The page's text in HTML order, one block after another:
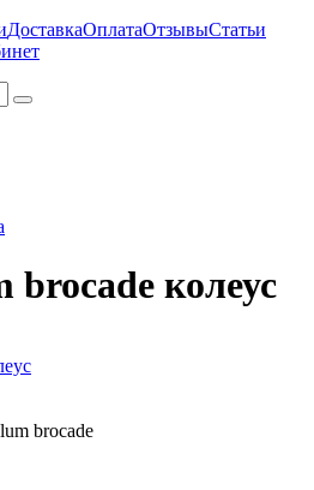
ДоставкаОплатаОтзывыСтатьи
колеус
brocade